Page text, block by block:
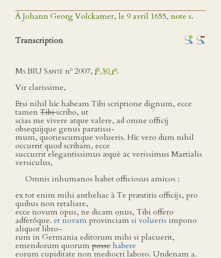
À Johann Georg Volckamer, le 9 avril 1655, note s.
Transcription
Ms BIU Santé no 2007, fo30 ro.
Vir clarissime,
Etsi nihil hîc habeam Tibi scriptione dignum, ecce
tamen Tibiscribo, ut
scias me vivere atque valere, ad omne officĳ
obsequĳque genus paratissi-
mum, quotiescumque volueris. Hîc vero dum nihil
occurrit quod scribam, ecce
succurrit elegantissimus æquè ac verissimus Martialis
versiculus,
Omnis inhumanos habet officiosus amicos :
ex tot enim mihi anthehac à Te præstitis officĳs, pro
quibus non retaliare,
ecce novum opus, ne dicam onus, Tibi offero
adferóque. et novamprovinciam si volueris impono
aliquot libro-
rum in Germania editorum mihi si placuerit,
emendorum quorum possehabere
eorum cupiditate non mediocri laboro. Undenam a.